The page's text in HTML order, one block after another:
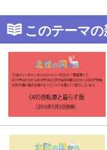
このテーマ